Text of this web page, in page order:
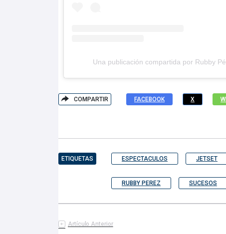
Una publicación compartida por Rubby
COMPARTIR FACEBOOK X
ETIQUETAS ESPECTACULOS JETSET
RUBBY PEREZ SUCESOS
Artículo Anterior